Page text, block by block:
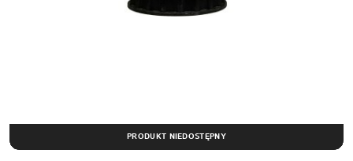
PRODUKT NIEDOSTĘPNY